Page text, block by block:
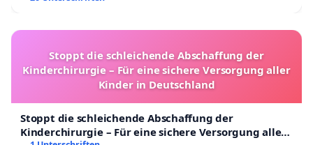
eingetreten.
Ferner heißt es:
Stoppt die schleichende Abschaffung der
Kinderchirurgie – Für eine sichere Versorgung aller
Kinder in Deutschland
Stoppt die schleichende Abschaffung der
Kinderchirurgie – Für eine sichere Versorgung aller